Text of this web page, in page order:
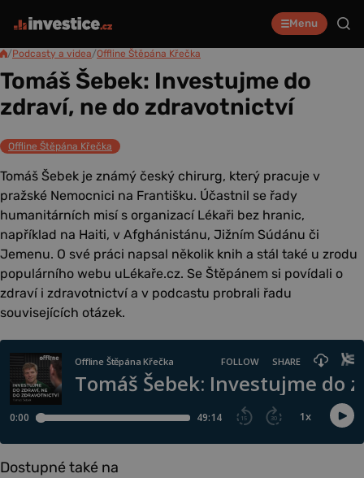
Menu
/Podcasty a videa/Offline Štěpána Křečka
Tomáš Šebek: Investujme do
zdraví, ne do zdravotnictví
Offline Štěpána Křečka
Tomáš Šebek je známý český chirurg, který pracuje v
pražské Nemocnici na Františku. Účastnil se řady
humanitárních misí s organizací Lékaři bez hranic,
například na Haiti, v Afghánistánu, Jižním Súdánu či
Jemenu. O své práci napsal několik knih a stál také u zrodu
populárního webu uLékaře.cz. Se Štěpánem si povídali o
zdraví i zdravotnictví a v podcastu probrali řadu
souvisejících otázek.
Dostupné také na